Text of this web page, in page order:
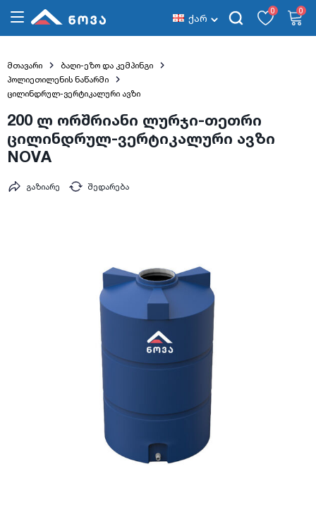
ქარ
0 0
მთავარი
ბაღი-ეზო და კემპინგი
პოლიეთილენის ნაწარმი
ცილინდრულ-ვერტიკალური ავზი
200 ლ ორშრიანი ლურჯი-თეთრი
ცილინდრულ-ვერტიკალური ავზი
NOVA
შედარება
გაზიარე